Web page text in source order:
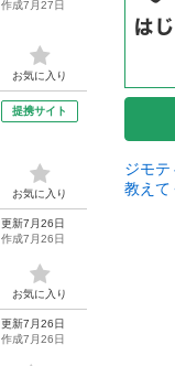
作成7月27日
お気に入り
提携サイト
お気に入り
更新7月26日
作成7月26日
お気に入り
更新7月26日
作成7月26日
ジモテ
教えて